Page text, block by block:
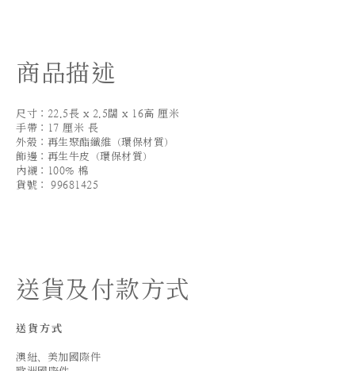
商品描述
尺寸：22.5長 x 2.5闊 x 16高 厘米
手帶：17 厘米 長
外殼：再生聚酯纖維（環保材質）
飾邊：再生牛皮（環保材質）
內襯：100% 棉
貨號： 99681425
送貨及付款方式
送貨方式
澳紐、美加國際件